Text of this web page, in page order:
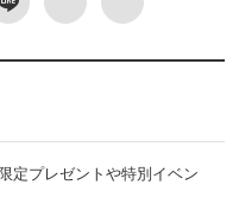
定プレゼントや特別イベン